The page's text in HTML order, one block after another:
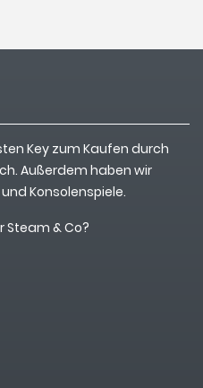
Key zum Kaufen durch
Außerdem haben wir
Konsolenspiele.
Steam & Co?